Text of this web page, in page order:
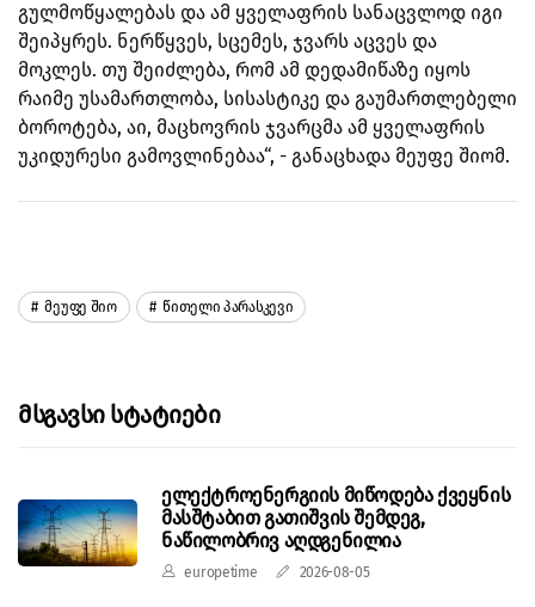
გულმოწყალებას და ამ ყველაფრის სანაცვლოდ იგი
შეიპყრეს. ნერწყვეს, სცემეს, ჯვარს აცვეს და
მოკლეს. თუ შეიძლება, რომ ამ დედამიწაზე იყოს
რაიმე უსამართლობა, სისასტიკე და გაუმართლებელი
ბოროტება, აი, მაცხოვრის ჯვარცმა ამ ყველაფრის
უკიდურესი გამოვლინებაა“, - განაცხადა მეუფე შიომ.
Მეუფე Შიო Წითელი Პარასკევი
Მსგავსი Სტატიები
ელექტროენერგიის მიწოდება ქვეყნის
მასშტაბით გათიშვის შემდეგ,
ნაწილობრივ აღდგენილია
europetime 2026-08-05